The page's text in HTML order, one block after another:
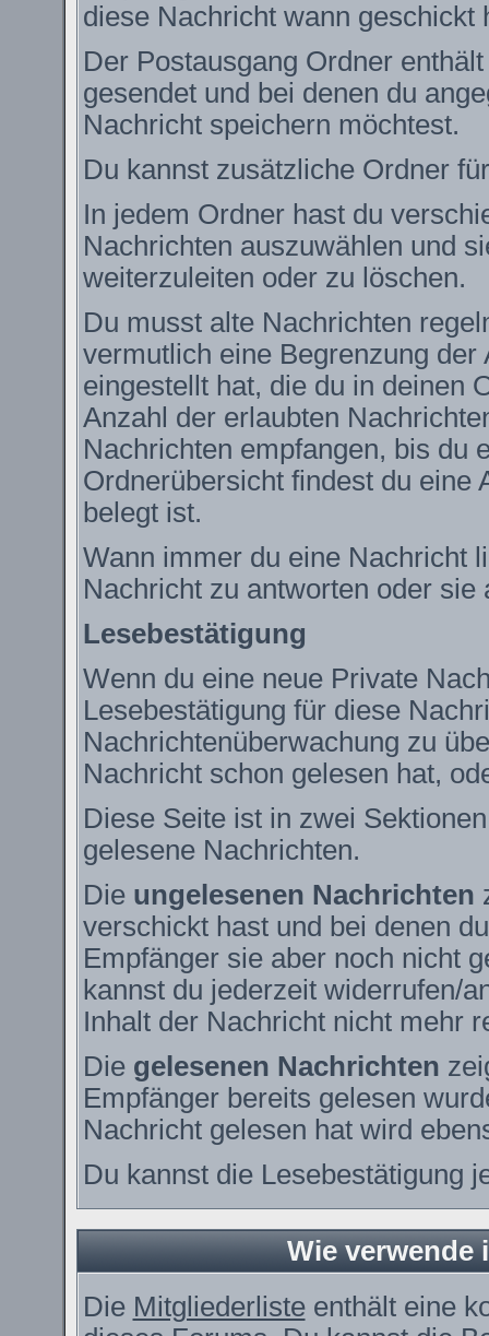
diese Nachricht wann geschickt
Der Postausgang Ordner
gesendet und bei denen du
Nachricht speichern möchtest.
Du kannst zusätzliche Ordner
In jedem Ordner hast du
Nachrichten auszuwählen und
weiterzuleiten oder zu löschen.
Du musst alte Nachrichten
vermutlich eine Begrenzung
eingestellt hat, die du in deinen
Anzahl der erlaubten
Nachrichten empfangen, bis du
Ordnerübersicht findest du eine
belegt ist.
Wann immer du eine Nachricht
Nachricht zu antworten oder
Lesebestätigung
Wenn du eine neue Private
Lesebestätigung für diese
Nachrichtenüberwachung zu
Nachricht schon gelesen hat,
Diese Seite ist in zwei
gelesene Nachrichten.
Die ungelesenen Nachrichten
verschickt hast und bei denen
Empfänger sie aber noch nicht
kannst du jederzeit widerrufen/
Inhalt der Nachricht nicht mehr
Die gelesenen Nachrichten
Empfänger bereits gelesen
Nachricht gelesen hat wird
Du kannst die Lesebestätigung
Wie verwende
Die Mitgliederlisteenthält eine